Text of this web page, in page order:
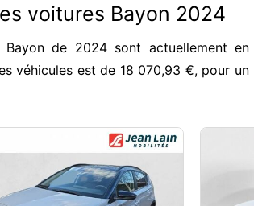
voitures Bayon 2024
de 2024 sont actuellement en
véhicules est de 18 070,93 €, pour